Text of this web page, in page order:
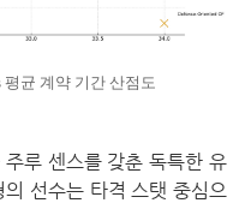
평균 계약 기간 산점도
루 센스를 갖춘 독특한 유
선수는 타격 스탯 중심으